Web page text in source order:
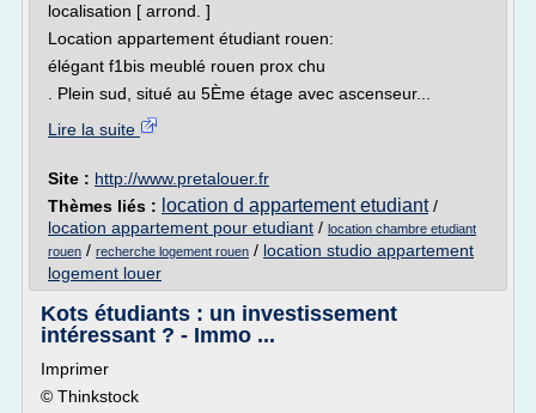
localisation [ arrond. ]
Location appartement étudiant rouen:
élégant f1bis meublé rouen prox chu
. Plein sud, situé au 5Ème étage avec ascenseur...
Lire la suite
Site : http://www.pretalouer.fr
Thèmes liés : location d appartement etudiant/
location appartement pour etudiant / location chambre etudiant
rouen / recherche logement rouen / location studio appartement
logement louer
Kots étudiants : un investissement
intéressant ? - Immo ...
Imprimer
© Thinkstock